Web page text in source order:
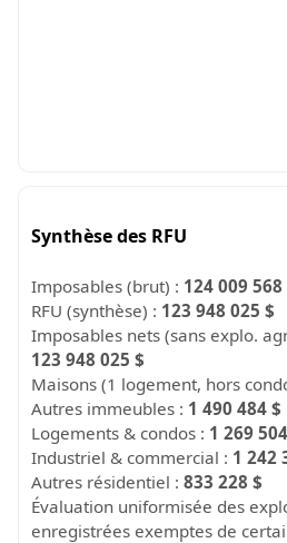
Synthèse des RFU
Imposables (brut) : 124 009 568
RFU (synthèse) : 123 948 025 $
Imposables nets (sans explo.
123 948 025 $
Maisons (1 logement, hors
Autres immeubles : 1 490 484 $
Logements & condos : 1 269
Industriel & commercial : 1 242
Autres résidentiel :833 228 $
Évaluation uniformisée des
enregistrées exemptes de